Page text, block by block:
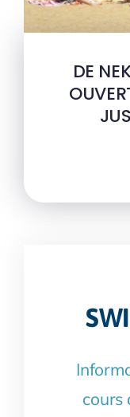
DE
cours